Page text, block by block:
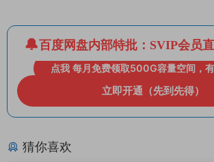
百度网盘内部特批：SVIP会员
点我 每月免费领取500G容量空间，
立即开通（先到先得）
猜你喜欢